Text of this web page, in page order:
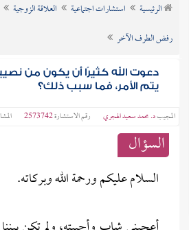
الرئيسية استشارات اجتماعية العلاقة الزوجية
رفض الطرف الآخر
دعوت الله كثيرًا أن يكون من
يتم الأمر، فما سبب ذلك؟
المجيبد. محمد سعيد الهجري رقم الاستشارة2573742
السؤال
السلام عليكم ورحمة الله وبركاته.